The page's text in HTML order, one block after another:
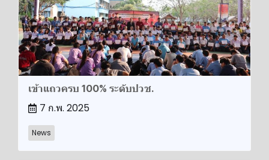
เข้าแถวครบ 100% ระดับปวช.
7 ก.พ. 2025
News